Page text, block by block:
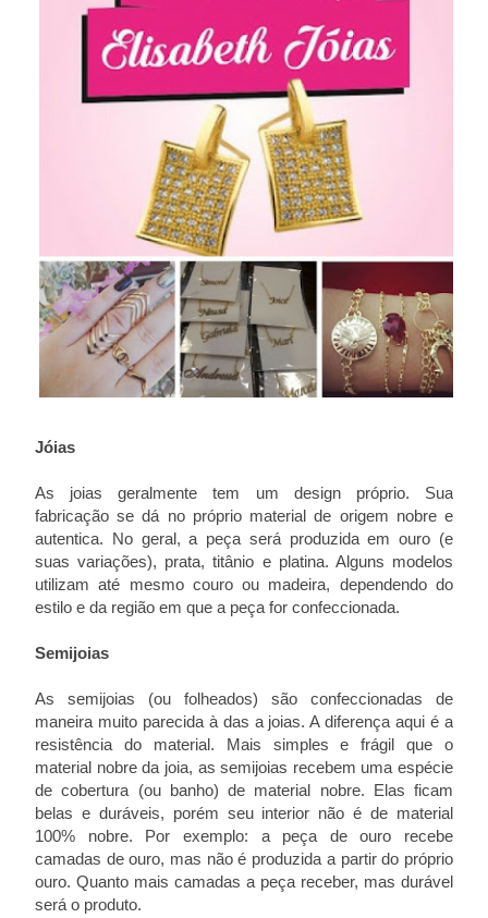
Jóias
As joias geralmente tem um design próprio. Sua
fabricação se dá no próprio material de origem nobre e
autentica. No geral, a peça será produzida em ouro (e
suas variações), prata, titânio e platina. Alguns modelos
utilizam até mesmo couro ou madeira, dependendo do
estilo e da região em que a peça for confeccionada.
Semijoias
As semijoias (ou folheados) são confeccionadas de
maneira muito parecida à das a joias. A diferença aqui é a
resistência do material. Mais simples e frágil que o
material nobre da joia, as semijoias recebem uma espécie
de cobertura (ou banho) de material nobre. Elas ficam
belas e duráveis, porém seu interior não é de material
100% nobre. Por exemplo: a peça de ouro recebe
camadas de ouro, mas não é produzida a partir do próprio
ouro. Quanto mais camadas a peça receber, mas durável
será o produto.